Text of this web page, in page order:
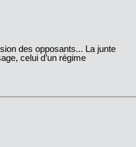
des opposants... La junte
celui d’un régime